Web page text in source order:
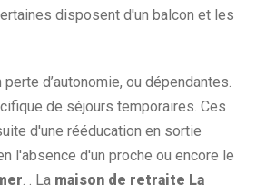
disposent d'un balcon et les
d’autonomie, ou dépendantes.
de séjours temporaires. Ces
d'une rééducation en sortie
l'absence d'un proche ou encore le
. . La maison de retraite La